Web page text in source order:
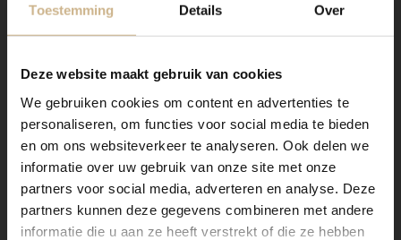
Toestemming Details Over
Deze website maakt gebruik van cookies
We gebruiken cookies om content en advertenties te
personaliseren, om functies voor social media te bieden
en om ons websiteverkeer te analyseren. Ook delen we
informatie over uw gebruik van onze site met onze
partners voor social media, adverteren en analyse. Deze
partners kunnen deze gegevens combineren met andere
informatie die u aan ze heeft verstrekt of die ze hebben
Dit exemplaar komt uit onze huiscollectie BASICS
Elements, geïnspireerd op origineel oude, vaak
zich het beste omschrijven als eigentijds en trendy,
met een vintage look en feel. Deze producten zijn
(anders dan ons maatwerk) in vaste maten en kleuren te
verkrijgen. In onzewebshopvind je alle opties.